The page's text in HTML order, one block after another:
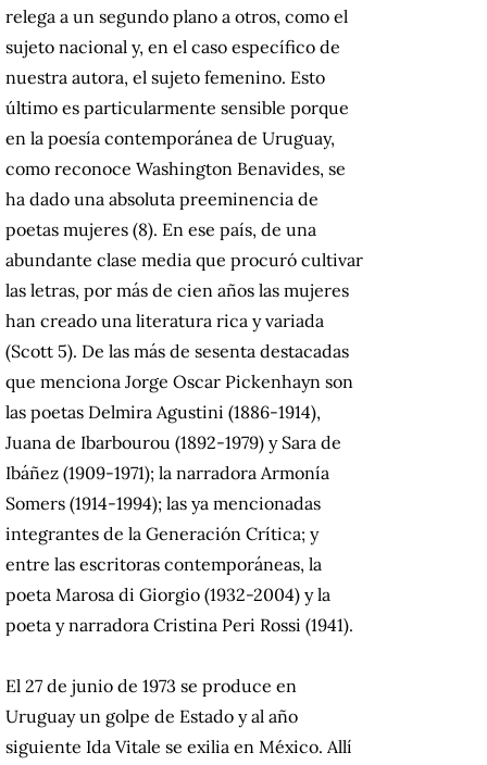
relega a un segundo plano a otros, como el
sujeto nacional y, en el caso específico de
nuestra autora, el sujeto femenino. Esto
último es particularmente sensible porque
en la poesía contemporánea de Uruguay,
como reconoce Washington Benavides, se
ha dado una absoluta preeminencia de
poetas mujeres (8). En ese país, de una
abundante clase media que procuró cultivar
las letras, por más de cien años las mujeres
han creado una literatura rica y variada
(Scott 5). De las más de sesenta destacadas
que menciona Jorge Oscar Pickenhayn son
las poetas Delmira Agustini (1886-1914),
Juana de Ibarbourou (1892-1979) y Sara de
Ibáñez (1909-1971); la narradora Armonía
Somers (1914-1994); las ya mencionadas
integrantes de la Generación Crítica; y
entre las escritoras contemporáneas, la
poeta Marosa di Giorgio (1932-2004) y la
poeta y narradora Cristina Peri Rossi (1941).
El 27 de junio de 1973 se produce en
Uruguay un golpe de Estado y al año
siguiente Ida Vitale se exilia en México. Allí